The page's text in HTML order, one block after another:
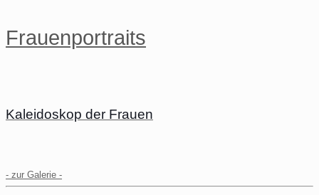
Frauenportraits
Kaleidoskop der Frauen
- zur Galerie -